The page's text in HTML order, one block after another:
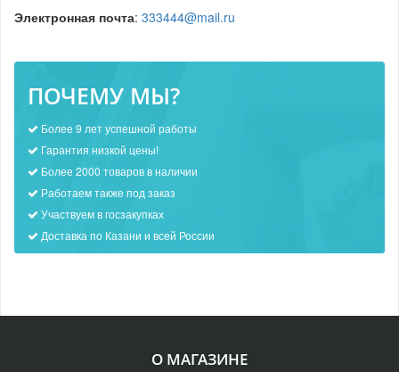
Электронная почта: 333444@mail.ru
ПОЧЕМУ МЫ?
Более 9 лет успешной работы
Гарантия низкой цены!
Более 2000 товаров в наличии
Работаем также под заказ
Участвуем в госзакупках
Доставка по Казани и всей России
О МАГАЗИНЕ